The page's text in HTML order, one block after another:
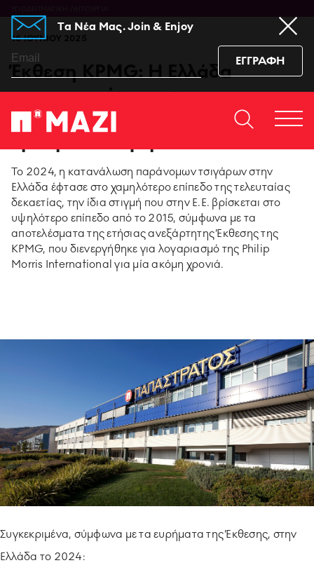
Tα Νέα Μας. Join & Enjoy
ΕΓΓΡΑΦΗ
Home
95 ΧΡΟΝΙΑ ΠΑΠΑΣΤΡΑΤΟΣ
PMI SCIENCE
MEDIA CENTER
ΥΠΟΔΕΙΓΜΑΤΙΚΗ ΛΕΙΤΟΥΡΓΙΑ
ΕΡΓΑZOMΕΝΟΙ & ΣΥΝΕΡΓΑΤΕΣ
ΠΕΡΙΒΑΛΛΟΝ
ΚΟΙΝΩΝΙA
ΕΠΙΚΟΙΝΩΝΙΆ
sub_confirmation=1
16 ΙΟΥΝΙΟΥ 2025
Έκθεση KPMG: Η Ελλάδα
πρωταγωνίστρια στην
καταπολέμηση του παράνομου
Το 2024, η κατανάλωση παράνομων τσιγάρων στην
Ελλάδα έφτασε στο χαμηλότερο επίπεδο της τελευταίας
δεκαετίας, την ίδια στιγμή που στην Ε.Ε. βρίσκεται στο
υψηλότερο επίπεδο από το 2015, σύμφωνα με τα
αποτελέσματα της ετήσιας ανεξάρτητης Έκθεσης της
KPMG, που διενεργήθηκε για λογαριασμό της Philip
Morris International για μία ακόμη χρονιά.
Συγκεκριμένα, σύμφωνα με τα ευρήματα της Έκθεσης, στην
Ελλάδα το 2024: